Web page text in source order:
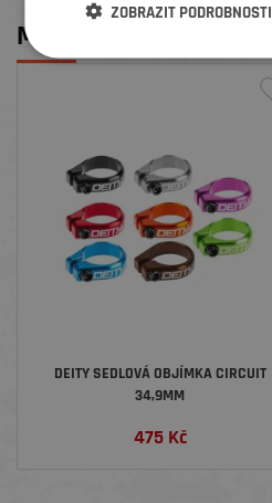
MOHLO BY SE VÁM LÍBIT
DEITY SEDLOVÁ OBJÍMKA CIRCUIT
34,9MM
475Kč
ZOBRAZIT PODROBNOSTI